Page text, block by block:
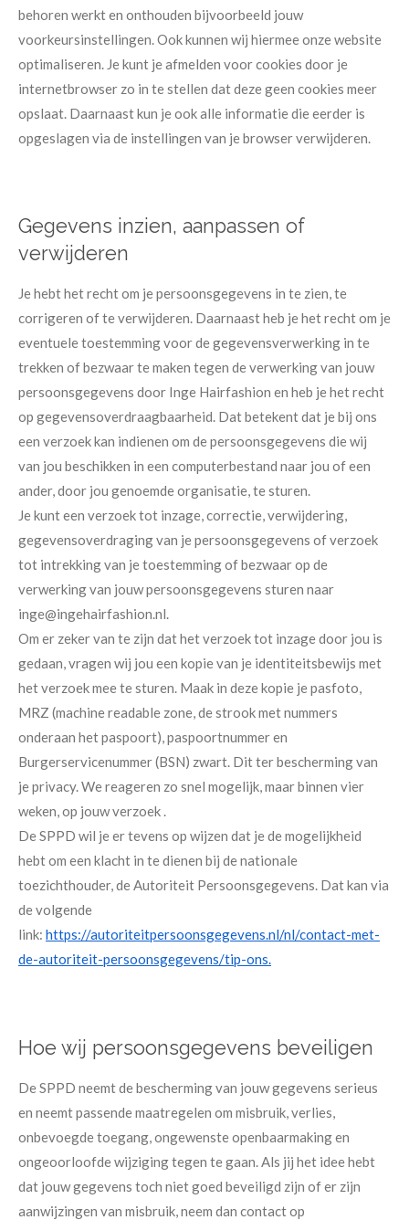
behoren werkt en onthouden bijvoorbeeld jouw
voorkeursinstellingen. Ook kunnen wij hiermee onze website
optimaliseren. Je kunt je afmelden voor cookies door je
internetbrowser zo in te stellen dat deze geen cookies meer
opslaat. Daarnaast kun je ook alle informatie die eerder is
opgeslagen via de instellingen van je browser verwijderen.
Gegevens inzien, aanpassen of
verwijderen
​Je hebt het recht om je persoonsgegevens in te zien, te
corrigeren of te verwijderen. Daarnaast heb je het recht om je
eventuele toestemming voor de gegevensverwerking in te
trekken of bezwaar te maken tegen de verwerking van jouw
persoonsgegevens door Inge Hairfashion en heb je het recht
op gegevensoverdraagbaarheid. Dat betekent dat je bij ons
een verzoek kan indienen om de persoonsgegevens die wij
van jou beschikken in een computerbestand naar jou of een
ander, door jou genoemde organisatie, te sturen.
Je kunt een verzoek tot inzage, correctie, verwijdering,
gegevensoverdraging van je persoonsgegevens of verzoek
tot intrekking van je toestemming of bezwaar op de
verwerking van jouw persoonsgegevens sturen naar
inge@ingehairfashion.nl.
Om er zeker van te zijn dat het verzoek tot inzage door jou is
gedaan, vragen wij jou een kopie van je identiteitsbewijs met
het verzoek mee te sturen. Maak in deze kopie je pasfoto,
MRZ (machine readable zone, de strook met nummers
onderaan het paspoort), paspoortnummer en
Burgerservicenummer (BSN) zwart. Dit ter bescherming van
je privacy. We reageren zo snel mogelijk, maar binnen vier
weken, op jouw verzoek .
De SPPD wil je er tevens op wijzen dat je de mogelijkheid
hebt om een klacht in te dienen bij de nationale
toezichthouder, de Autoriteit Persoonsgegevens. Dat kan via
de volgende
link: https://autoriteitpersoonsgegevens.nl/nl/contact-met-
de-autoriteit-persoonsgegevens/tip-ons.
Hoe wij persoonsgegevens beveiligen
​De SPPD neemt de bescherming van jouw gegevens serieus
en neemt passende maatregelen om misbruik, verlies,
onbevoegde toegang, ongewenste openbaarmaking en
ongeoorloofde wijziging tegen te gaan. Als jij het idee hebt
dat jouw gegevens toch niet goed beveiligd zijn of er zijn
aanwijzingen van misbruik, neem dan contact op